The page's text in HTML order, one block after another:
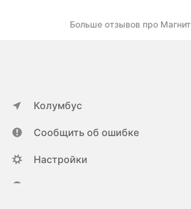
Больше отзывов про Магнит
Колумбус
Сообщить об ошибке
Настройки